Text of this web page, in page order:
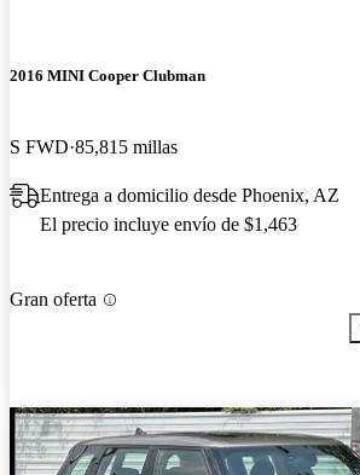
2016 MINI Cooper Clubman
S FWD 85,815 millas
Entrega a domicilio desde Phoenix, AZ
El precio incluye envío de $1,463
Gran oferta